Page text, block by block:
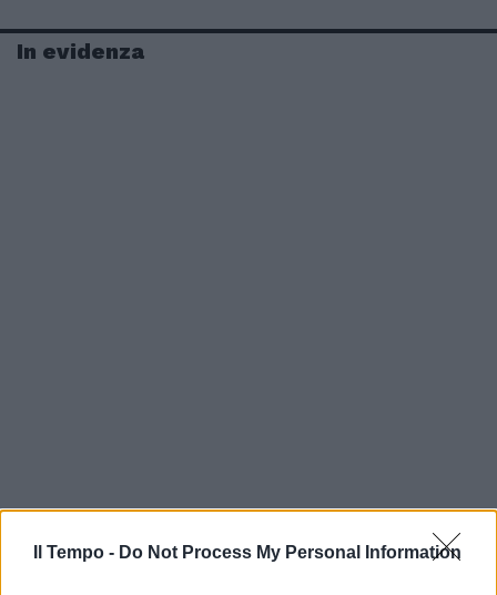
Il Tempo - Do Not Process My Personal Information
In evidenza